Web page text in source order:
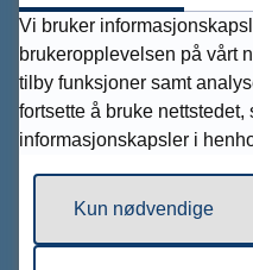
Postadresse
Tvedestrand
Sektor/avdeling
Postboks 38, 4901
Vi bruker
brukeropplevelsen på vårt
tilby funksjoner samt
fortsette å bruke
informasjonskapsler i
Kun nødvendige